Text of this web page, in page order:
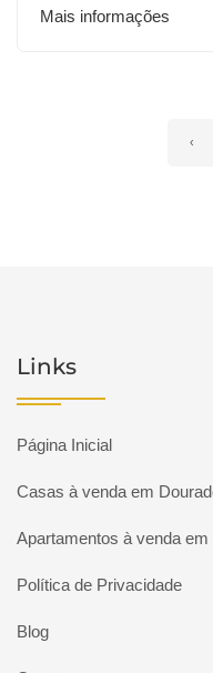
Mais informações
‹
Links
Página Inicial
Casas à venda em
Apartamentos à venda em
Política de Privacidade
Blog